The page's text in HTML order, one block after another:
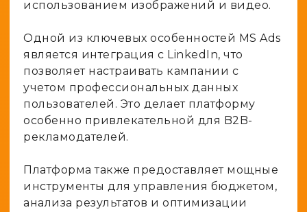
использованием изображений и видео.
Одной из ключевых особенностей MS Ads
является интеграция с LinkedIn, что
позволяет настраивать кампании с
учетом профессиональных данных
пользователей. Это делает платформу
особенно привлекательной для B2B-
рекламодателей.
Платформа также предоставляет мощные
инструменты для управления бюджетом,
анализа результатов и оптимизации